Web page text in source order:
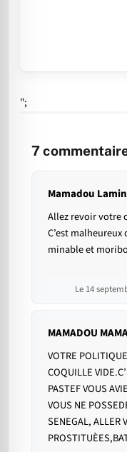
";
7
Mamadou
Allez revoir votre
C’est
minable et
Le 14
MAMADOU
VOTRE
COQUILLE
PASTEF VOUS
VOUS NE
SENEGAL, ALLER